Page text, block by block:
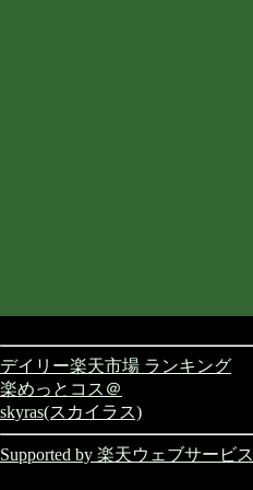
デイリー楽天市場 ランキング
楽めっとコス＠
skyras(スカイラス)
Supported by 楽天ウェブサービス